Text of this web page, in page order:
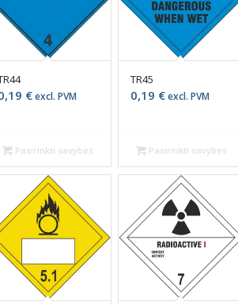
€excl. PVM
Pasirinkti savybes
TR45
0,19 €excl. PVM
Pasirinkti savybes